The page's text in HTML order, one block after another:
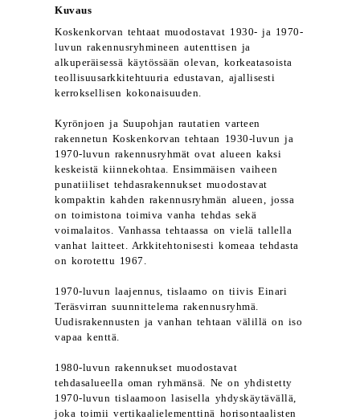
Kuvaus
Koskenkorvan tehtaat muodostavat 1930- ja 1970-
luvun rakennusryhmineen autenttisen ja
alkuperäisessä käytössään olevan, korkeatasoista
teollisuusarkkitehtuuria edustavan, ajallisesti
kerroksellisen kokonaisuuden.
Kyrönjoen ja Suupohjan rautatien varteen
rakennetun Koskenkorvan tehtaan 1930-luvun ja
1970-luvun rakennusryhmät ovat alueen kaksi
keskeistä kiinnekohtaa. Ensimmäisen vaiheen
punatiiliset tehdasrakennukset muodostavat
kompaktin kahden rakennusryhmän alueen, jossa
on toimistona toimiva vanha tehdas sekä
voimalaitos. Vanhassa tehtaassa on vielä tallella
vanhat laitteet. Arkkitehtonisesti komeaa tehdasta
on korotettu 1967.
1970-luvun laajennus, tislaamo on tiivis Einari
Teräsvirran suunnittelema rakennusryhmä.
Uudisrakennusten ja vanhan tehtaan välillä on iso
vapaa kenttä.
1980-luvun rakennukset muodostavat
tehdasalueella oman ryhmänsä. Ne on yhdistetty
1970-luvun tislaamoon lasisella yhdyskäytävällä,
joka toimii vertikaalielementtinä horisontaalisten